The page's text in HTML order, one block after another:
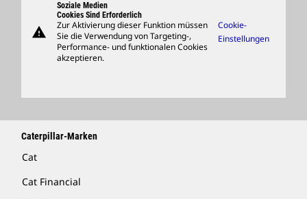
Support
Merchandise
Händler Suchen
warning
Soziale Medien
Cookies Sind Erforderlich
Zur Aktivierung dieser Funktion müssen
Sie die Verwendung von Targeting-,
Performance- und funktionalen Cookies
akzeptieren.
Cookie-
Einstellungen
Caterpillar-Marken
Cat
Cat Financial